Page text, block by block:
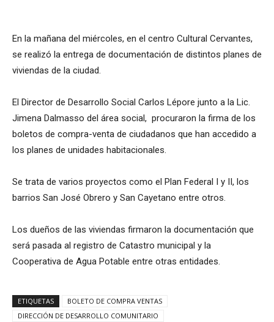
En la mañana del miércoles, en el centro Cultural Cervantes,
se realizó la entrega de documentación de distintos planes de
viviendas de la ciudad.
El Director de Desarrollo Social Carlos Lépore junto a la Lic.
Jimena Dalmasso del área social, procuraron la firma de los
boletos de compra-venta de ciudadanos que han accedido a
los planes de unidades habitacionales.
Se trata de varios proyectos como el Plan Federal I y II, los
barrios San José Obrero y San Cayetano entre otros.
Los dueños de las viviendas firmaron la documentación que
será pasada al registro de Catastro municipal y la
Cooperativa de Agua Potable entre otras entidades.
ETIQUETAS
BOLETO DE COMPRA VENTAS
DIRECCIÓN DE DESARROLLO COMUNITARIO